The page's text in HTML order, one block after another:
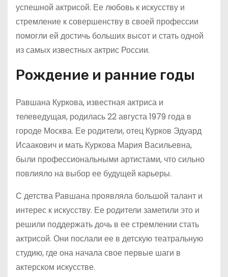
успешной актрисой. Ее любовь к искусству и
стремление к совершенству в своей профессии
помогли ей достичь больших высот и стать одной
из самых известных актрис России.
Рождение и ранние годы
Равшана Куркова, известная актриса и
телеведущая, родилась 22 августа 1979 года в
городе Москва. Ее родители, отец Курков Эдуард
Исаакович и мать Куркова Мария Васильевна,
были профессиональными артистами, что сильно
повлияло на выбор ее будущей карьеры.
С детства Равшана проявляла большой талант и
интерес к искусству. Ее родители заметили это и
решили поддержать дочь в ее стремлении стать
актрисой. Они послали ее в детскую театральную
студию, где она начала свое первые шаги в
актерском искусстве.